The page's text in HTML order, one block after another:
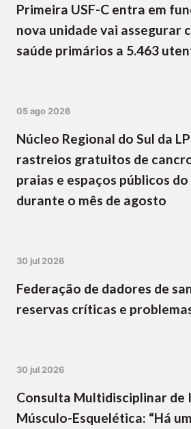
Primeira USF-C entra em
nova unidade vai assegurar
saúde primários a 5.463
05 ago 2026
Núcleo Regional do Sul da
rastreios gratuitos de
praias e espaços públicos do
durante o mês de agosto
30 jul 2026
Federação de dadores de
reservas críticas e
30 jul 2026
Consulta Multidisciplinar de
Músculo-Esquelética: “Há